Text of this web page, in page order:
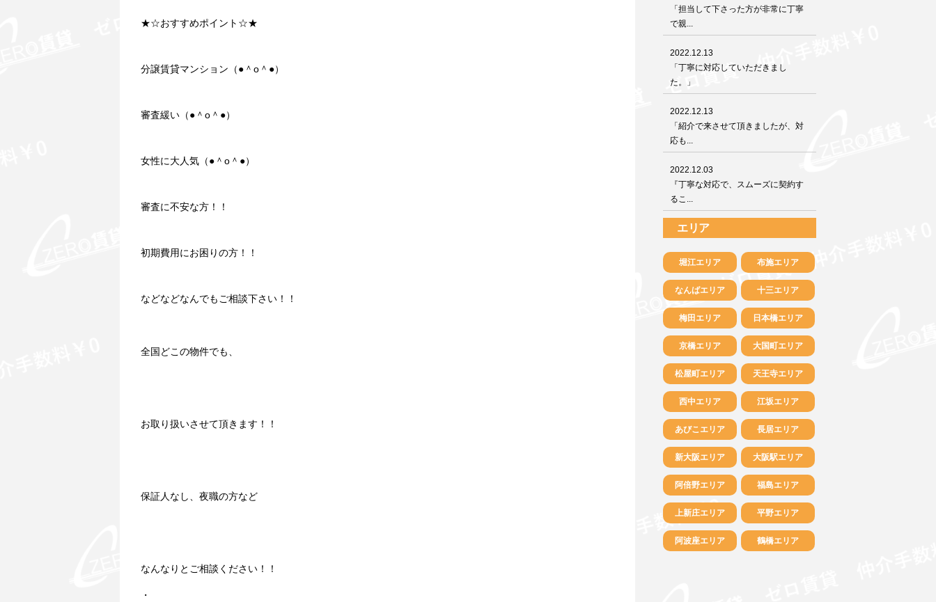
★☆おすすめポイント☆★
分譲賃貸マンション（●＾o＾●）
審査緩い（●＾o＾●）
女性に大人気（●＾o＾●）
審査に不安な方！！
初期費用にお困りの方！！
などなどなんでもご相談下さい！！
全国どこの物件でも、
お取り扱いさせて頂きます！！
保証人なし、夜職の方など
なんなりとご相談ください！！
・
「担当して下さった方が非常に丁寧
で親...
2022.12.13
「丁寧に対応していただきまし
た。」
2022.12.13
「紹介で来させて頂きましたが、対
応も...
2022.12.03
『丁寧な対応で、スムーズに契約す
るこ...
エリア
堀江エリア 布施エリア
なんばエリア 十三エリア
梅田エリア 日本橋エリア
京橋エリア 大国町エリア
松屋町エリア 天王寺エリア
西中エリア 江坂エリア
あびこエリア 長居エリア
新大阪エリア 大阪駅エリア
阿倍野エリア 福島エリア
上新庄エリア 平野エリア
阿波座エリア 鶴橋エリア